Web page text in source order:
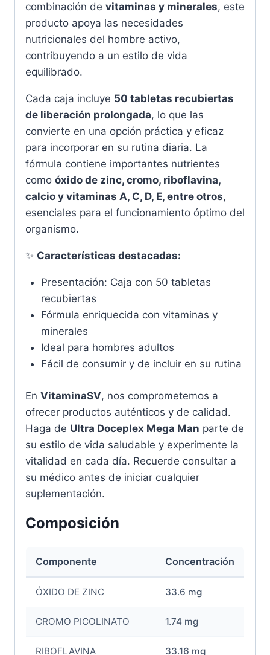
combinación de vitaminas y minerales, este
producto apoya las necesidades
nutricionales del hombre activo,
contribuyendo a un estilo de vida
equilibrado.
Cada caja incluye 50 tabletas recubiertas
de liberación prolongada, lo que las
convierte en una opción práctica y eficaz
para incorporar en su rutina diaria. La
fórmula contiene importantes nutrientes
como óxido de zinc, cromo, riboflavina,
calcio y vitaminas A, C, D, E, entre otros,
esenciales para el funcionamiento óptimo del
organismo.
✨ Características destacadas:
Presentación: Caja con 50 tabletas
recubiertas
Fórmula enriquecida con vitaminas y
minerales
Ideal para hombres adultos
Fácil de consumir y de incluir en su rutina
En VitaminaSV, nos comprometemos a
ofrecer productos auténticos y de calidad.
Haga de Ultra Doceplex Mega Man parte de
su estilo de vida saludable y experimente la
vitalidad en cada día. Recuerde consultar a
su médico antes de iniciar cualquier
suplementación.
Composición
Componente Concentración
ÓXIDO DE ZINC 33.6 mg
CROMO PICOLINATO 1.74 mg
RIBOFLAVINA 33.16 mg